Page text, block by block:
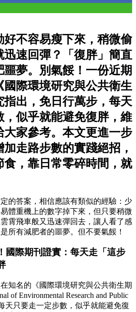
好不容易瘦下來，稍微偷
迅速回彈？「復胖」簡直
噩夢。別氣餒！一份近期
國際環境研究與公共衛生
指出，免日行萬步，每天
，似乎就能避免復胖，維
大家參考。本文更進一步
走路步數的實踐絕招，
食，靠日常零碎時間，就
的答案，相信應該有類似的經驗：少
體重機上的數字掉下來，但只要稍微
霄飛車般又迅速彈回去，讓人看了感
所有減肥者的噩夢。但不要氣餒！
國際期刊證實：每天走「這步
知名的《國際環境研究與公共衛生期
of Environmental Research and Public
天只要走一定步數，似乎就能避免復